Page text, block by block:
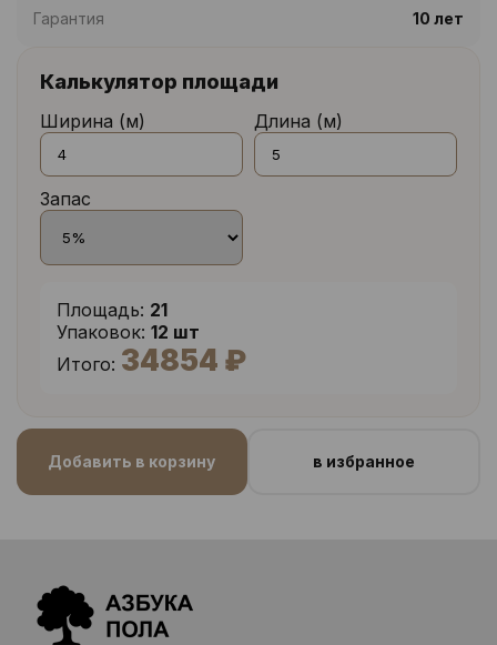
Гарантия 10 лет
Калькулятор площади
Ширина (м) Длина (м)
Запас
Площадь: 21
Упаковок: 12 шт
Итого: 34854 ₽
Добавить в корзину в избранное